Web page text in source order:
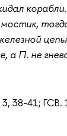
мостик,
а П. не
38-41; ГСВ.